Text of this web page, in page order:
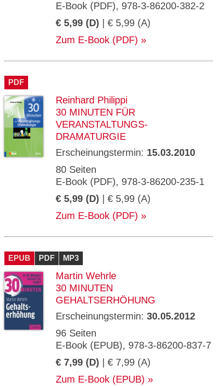
E-Book (PDF), 978-3-86200-382-2
€ 5,99 (D) | € 5,99 (A)
Zum E-Book (PDF)
PDF
Reinhard Philippi
30 MINUTEN FÜR
VERANSTALTUNGS-
DRAMATURGIE
Erscheinungstermin: 15.03.2010
80 Seiten
E-Book (PDF), 978-3-86200-235-1
€ 5,99 (D) | € 5,99 (A)
Zum E-Book (PDF)
EPUB PDF MP3
Martin Wehrle
30 MINUTEN
GEHALTSERHÖHUNG
Erscheinungstermin: 30.05.2012
96 Seiten
E-Book (EPUB), 978-3-86200-837-7
€ 7,99 (D) | € 7,99 (A)
Zum E-Book (EPUB)